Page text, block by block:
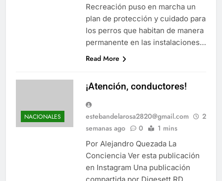
Recreación puso en marcha un
plan de protección y cuidado para
los perros que habitan de manera
permanente en las instalaciones…
Read More
NACIONALES
¡Atención, conductores!
estebandelarosa2820@gmail.com
2
semanas ago
0 1 mins
Por Alejandro Quezada La
Conciencia Ver esta publicación
en Instagram Una publicación